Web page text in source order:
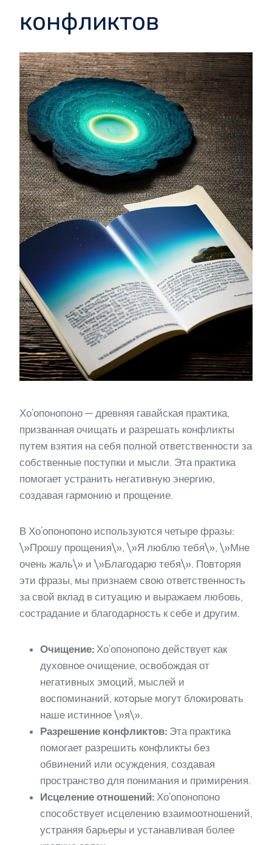
конфликтов
Хо’опонопоно — древняя гавайская практика,
призванная очищать и разрешать конфликты
путем взятия на себя полной ответственности за
собственные поступки и мысли. Эта практика
помогает устранить негативную энергию,
создавая гармонию и прощение.
В Хо’опонопоно используются четыре фразы:
\»Прошу прощения\», \»Я люблю тебя\», \»Мне
очень жаль\» и \»Благодарю тебя\». Повторяя
эти фразы, мы признаем свою ответственность
за свой вклад в ситуацию и выражаем любовь,
сострадание и благодарность к себе и другим.
Очищение: Хо’опонопоно действует как
духовное очищение, освобождая от
негативных эмоций, мыслей и
воспоминаний, которые могут блокировать
наше истинное \»я\».
Разрешение конфликтов: Эта практика
помогает разрешить конфликты без
обвинений или осуждения, создавая
пространство для понимания и примирения.
Исцеление отношений: Хо’опонопоно
способствует исцелению взаимоотношений,
устраняя барьеры и устанавливая более